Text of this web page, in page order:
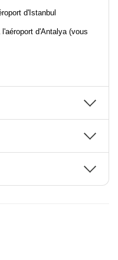
d'Istanbul
d'Antalya (vous